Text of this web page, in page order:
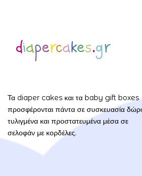
Τα diaper cakes και τα baby gift boxes
προσφέρονται πάντα σε συσκευασία
τυλιγμένα και προστατευμένα μέσα σε
σελοφάν με κορδέλες.